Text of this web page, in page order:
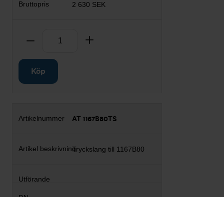
2 630 SEK
Ta bort
Köp
AT 1167B80TS
Tryckslang till 1167B80